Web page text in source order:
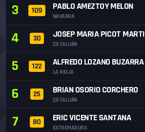
3 109 PABLO AMEZTOY MELON
NAVARRA
4 30 JOSEP MARIA PICOT MARTI
CATALUÑA
5 122 ALFREDO LOZANO BUZARRA
LA RIOJA
6 25 BRIAN OSORIO CORCHERO
CATALUÑA
7 80 ERIC VICENTE SANTANA
EXTREMADURA